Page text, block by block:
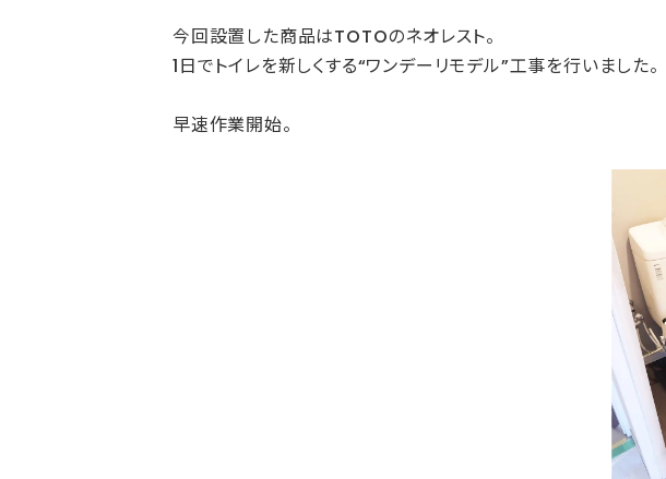
今回設置した商品はTOTOのネオレスト。
1日でトイレを新しくする“ワンデーリモデル”工事を行いました。
早速作業開始。